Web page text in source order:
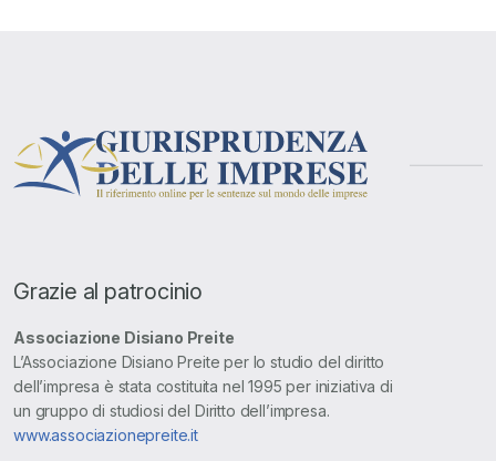
Grazie al patrocinio
Associazione Disiano Preite
L’Associazione Disiano Preite per lo studio del diritto
dell’impresa è stata costituita nel 1995 per iniziativa di
un gruppo di studiosi del Diritto dell’impresa.
www.associazionepreite.it